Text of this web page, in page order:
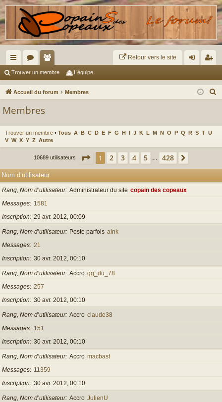
ac
co
s
or
u
e
m
Retour vers le site
ne cri
Trouver un membre L’équipe
Accueil du forum Membres
r
h
Membres
Trouver un membre • Tous A B C D E F G H I J K L M N O P Q R S T U
V W X Y Z Autre
10689 utilisateurs Page 1 sur 428
1 2 3 4 5 428
Nom d’utilisateur
Rang, Nom d’utilisateur Administrateur du site copain des copeaux
Messages
1581
Inscription
29 avr. 2012, 00:09
Rang, Nom d’utilisateur Poste parfois alnk
Messages 21
Inscription
30 avr. 2012, 00:10
Rang, Nom d’utilisateur Accro gg_du_78
Messages 257
Inscription
30 avr. 2012, 00:10
Rang, Nom d’utilisateur Accro claude38
Messages
151
Inscription
30 avr. 2012, 00:10
Rang, Nom d’utilisateur Accro macbast
Messages
11359
Inscription
30 avr. 2012, 00:10
Rang, Nom d’utilisateur Accro JulienU